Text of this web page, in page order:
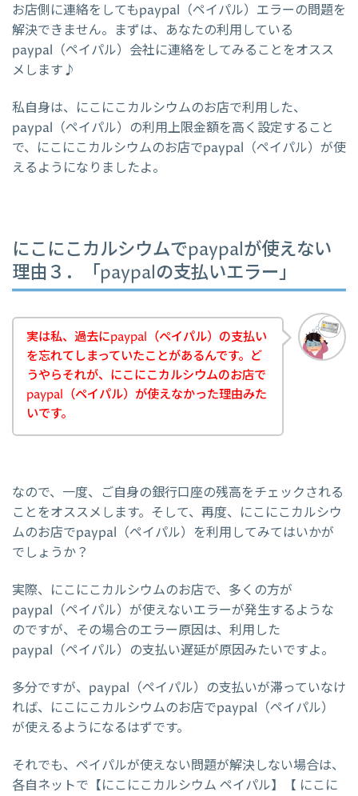
お店側に連絡をしてもpaypal（ペイパル）エラーの問題を
解決できません。まずは、あなたの利用している
paypal（ペイパル）会社に連絡をしてみることをオスス
メします♪
私自身は、にこにこカルシウムのお店で利用した、
paypal（ペイパル）の利用上限金額を高く設定すること
で、にこにこカルシウムのお店でpaypal（ペイパル）が使
えるようになりましたよ。
にこにこカルシウムでpaypalが使えない
理由３．「paypalの支払いエラー」
実は私、過去にpaypal（ペイパル）の支払い
を忘れてしまっていたことがあるんです。ど
うやらそれが、にこにこカルシウムのお店で
paypal（ペイパル）が使えなかった理由みた
いです。
なので、一度、ご自身の銀行口座の残高をチェックされる
ことをオススメします。そして、再度、にこにこカルシウ
ムのお店でpaypal（ペイパル）を利用してみてはいかが
でしょうか？
実際、にこにこカルシウムのお店で、多くの方が
paypal（ペイパル）が使えないエラーが発生するような
のですが、その場合のエラー原因は、利用した
paypal（ペイパル）の支払い遅延が原因みたいですよ。
多分ですが、paypal（ペイパル）の支払いが滞っていなけ
れば、にこにこカルシウムのお店でpaypal（ペイパル）
が使えるようになるはずです。
それでも、ペイパルが使えない問題が解決しない場合は、
各自ネットで【にこにこカルシウム ペイパル】【 にこに